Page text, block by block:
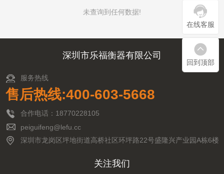
在线客服
回到顶部
未查询到任何数据!
深圳市乐福衡器有限公司
服务热线
售后热线:400-603-5668
合作电话：18770228105
peiguifeng@lefu.cc
深圳市龙岗区坪地街道高桥社区环坪路22号盛隆兴产业园A栋6楼
关注我们